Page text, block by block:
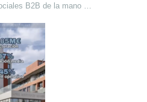
B2B de la mano de